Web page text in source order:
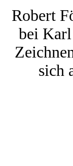
Robert
bei Karl
sich